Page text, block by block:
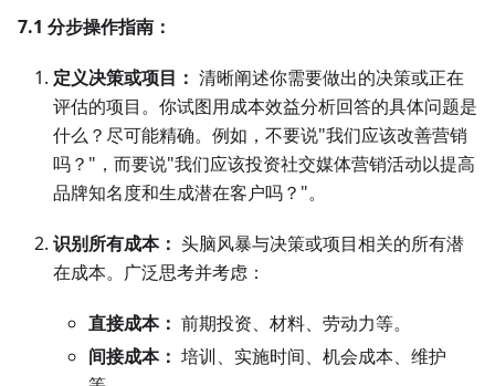
7.1 分步操作指南：
定义决策或项目： 清晰阐述你需要做出的决策或正在
评估的项目。你试图用成本效益分析回答的具体问题是
什么？尽可能精确。例如，不要说"我们应该改善营销
吗？"，而要说"我们应该投资社交媒体营销活动以提高
品牌知名度和生成潜在客户吗？"。
识别所有成本： 头脑风暴与决策或项目相关的所有潜
在成本。广泛思考并考虑：
直接成本： 前期投资、材料、劳动力等。
间接成本： 培训、实施时间、机会成本、维护